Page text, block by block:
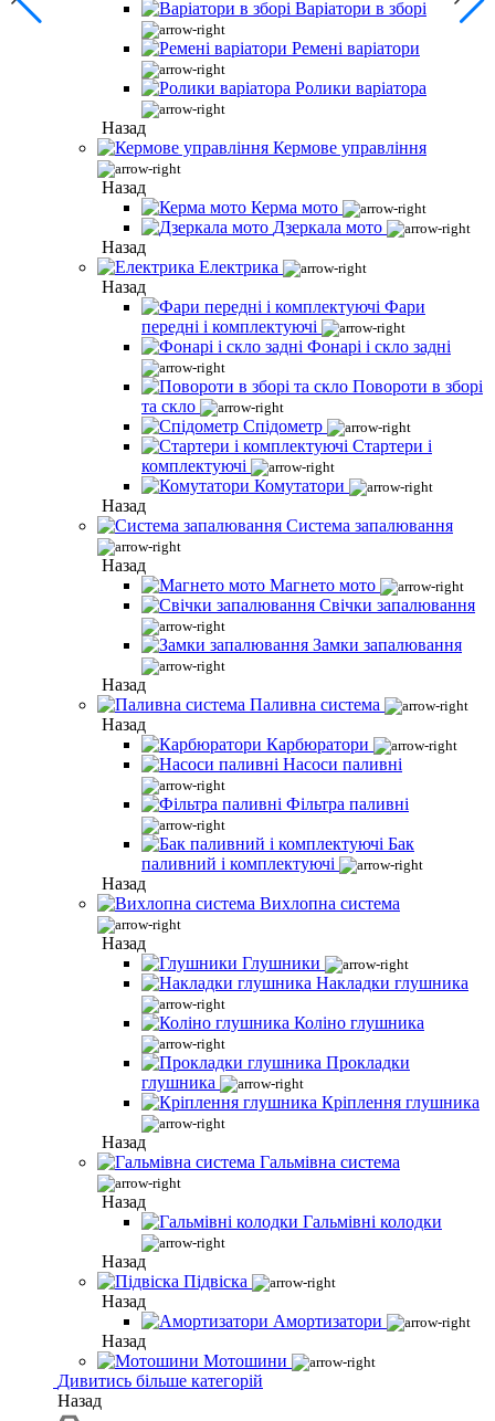
Варіатори в зборі
Ремені варіатори
Ролики варіатора
Назад
Кермове управління
Назад
Керма мото
Дзеркала мото
Назад
Електрика
Назад
Фари
передні і комплектуючі
Фонарі і скло задні
Повороти в зборі
та скло
Спідометр
Стартери і
комплектуючі
Комутатори
Назад
Система запалювання
Назад
Магнето мото
Свічки запалювання
Замки запалювання
Назад
Паливна система
Назад
Карбюратори
Насоси паливні
Фільтра паливні
Бак
паливний і комплектуючі
Назад
Вихлопна система
Назад
Глушники
Накладки глушника
Коліно глушника
Прокладки
глушника
Кріплення глушника
Назад
Гальмівна система
Назад
Гальмівні колодки
Назад
Підвіска
Назад
Амортизатори
Назад
Мотошини
Дивитись більше категорій
Назад